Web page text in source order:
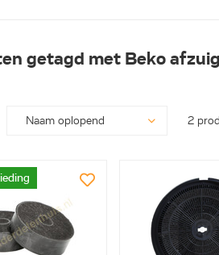
getagd met Beko
2